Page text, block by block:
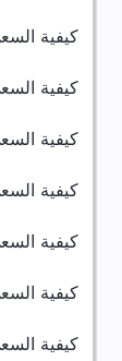
كيفية
كيفية
كيفية
كيفية
كيفية
كيفية
كيفية